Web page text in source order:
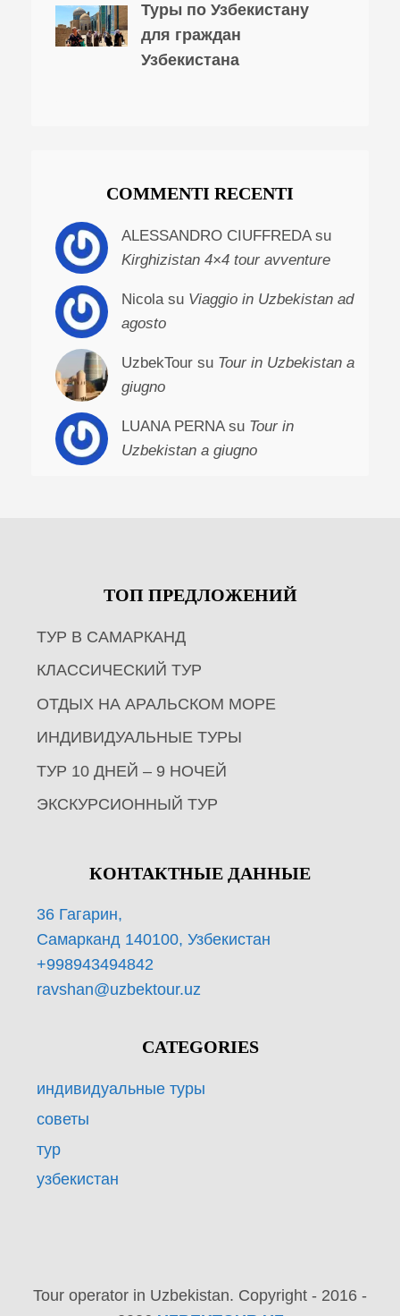
Туры по Узбекистану
для граждан
Узбекистана
COMMENTI RECENTI
ALESSANDRO CIUFFREDA su
Kirghizistan 4×4 tour avventure
Nicola su Viaggio in Uzbekistan ad
agosto
UzbekTour su Tour in Uzbekistan a
giugno
LUANA PERNA su Tour in
Uzbekistan a giugno
ТОП ПРЕДЛОЖЕНИЙ
ТУР В САМАРКАНД
КЛАССИЧЕСКИЙ ТУР
ОТДЫХ НА АРАЛЬСКОМ МОРЕ
ИНДИВИДУАЛЬНЫЕ ТУРЫ
ТУР 10 ДНЕЙ – 9 НОЧЕЙ
ЭКСКУРСИОННЫЙ ТУР
КОНТАКТНЫЕ ДАННЫЕ
36 Гагарин,
Самарканд 140100, Узбекистан
+998943494842
ravshan@uzbektour.uz
CATEGORIES
индивидуальные туры
советы
тур
узбекистан
Tour operator in Uzbekistan. Copyright - 2016 -